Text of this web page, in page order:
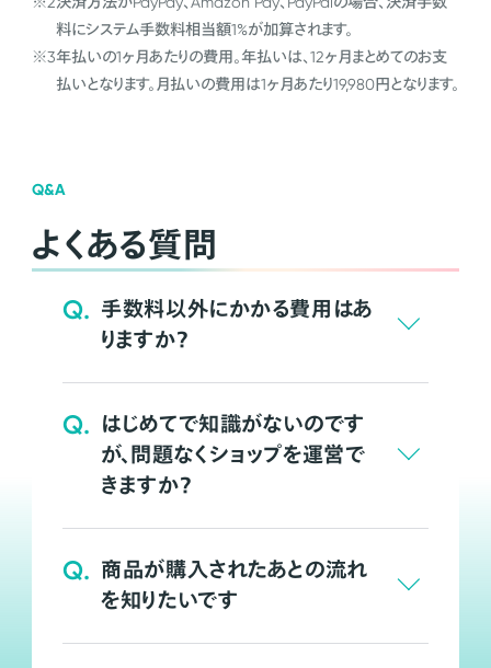
料にシステム手数料相当額1%が加算されます。
※3年払いの1ヶ月あたりの費用。年払いは、12ヶ月まとめてのお支
払いとなります。月払いの費用は1ヶ月あたり19,980円となります。
Q&A
よくある質問
Q. 手数料以外にかかる費用はあ
りますか？
Q. はじめてで知識がないのです
が、問題なくショップを運営で
きますか？
Q. 商品が購入されたあとの流れ
を知りたいです